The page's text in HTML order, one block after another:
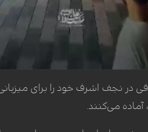
در نجف اشرف خود را برای
می‌کنند.